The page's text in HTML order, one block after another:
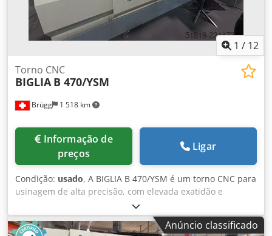
1 / 12
Brügg 1 518 km
Torno CNC
BIGLIA B 470/YSM
preços
Ligar
Condição: usado, A BIGLIA B 470/YSM é um torno CNC para
usinagem de alta precisão, com elevada exatidão e
fiabilidade. Capacidades: diâmetro de torneamento 210
mm, diâmetro de barra 65 mm, comprimento de
torneamento 300 mm, eixo Y 110 mm; dois carros de
Anúncio classificado